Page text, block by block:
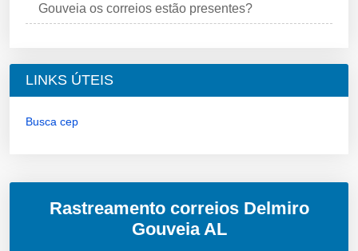
Gouveia os correios estão presentes?
LINKS ÚTEIS
Busca cep
Rastreamento correios Delmiro
Gouveia AL